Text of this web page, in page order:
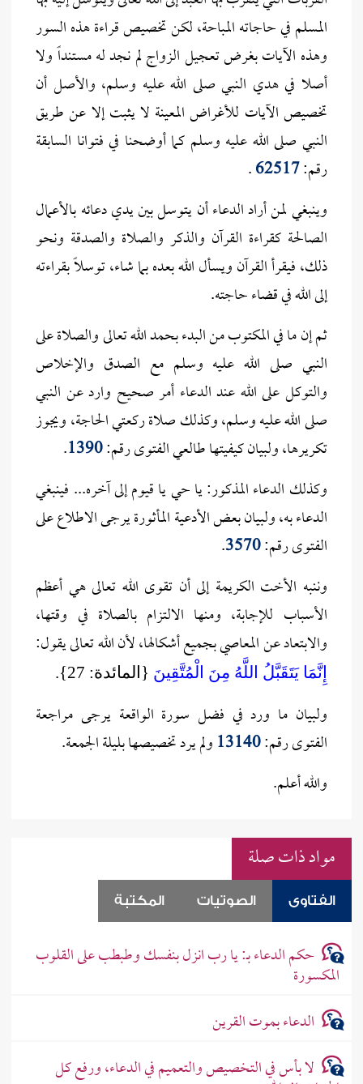
المسلم في حاجاته المباحة، لكن تخصيص قراءة هذه السور
وهذه الآيات بغرض تعجيل الزواج لم نجد له مستنداً ولا
أصلا في هدي النبي صلى الله عليه وسلم، والأصل أن
تخصيص الآيات للأغراض المعينة لا يثبت إلا عن طريق
النبي صلى الله عليه وسلم كما أوضحنا في فتوانا السابقة
رقم:62517
.
وينبغي لمن أراد الدعاء أن يتوسل بين يدي دعائه بالأعمال
الصالحة كقراءة القرآن والذكر والصلاة والصدقة ونحو
ذلك، فيقرأ القرآن ويسأل الله بعده بما شاء، توسلاً بقراءته
إلى الله في قضاء حاجته.
ثم إن ما في المكتوب من البدء بحمد الله تعالى والصلاة على
النبي صلى الله عليه وسلم مع الصدق والإخلاص
والتوكل على الله عند الدعاء أمر صحيح وارد عن النبي
صلى الله عليه وسلم، وكذلك صلاة ركعتي الحاجة، ويجوز
تكريرها، ولبيان كيفيتها طالعي الفتوى رقم:1390
.
وكذلك الدعاء المذكور: يا حي يا قيوم إلى آخره... فينبغي
الدعاء به، ولبيان بعض الأدعية المأثورة يرجى الاطلاع على
الفتوى رقم:3570
.
وننبه الأخت الكريمة إلى أن تقوى الله تعالى هي أعظم
الأسباب للإجابة، ومنها الالتزام بالصلاة في وقتها،
والابتعاد عن المعاصي بجميع أشكالها، لأن الله تعالى يقول:
إِنَّمَا يَتَقَبَّلُ اللَّهُ مِنَ الْمُتَّقِينَ {المائدة: 27}.
ولبيان ما ورد في فضل سورة الواقعة يرجى مراجعة
الفتوى رقم:13140ولم يرد تخصيصها بليلة الجمعة.
والله أعلم.
مواد ذات صلة
الفتاوى الصوتيات المكتبة
حكم الدعاء بـ: يا رب انزل بنفسك وطبطب على القلوب
المكسورة
الدعاء بموت القرين
لا بأس في التخصيص والتعميم في الدعاء، ورفع كل